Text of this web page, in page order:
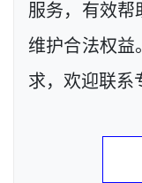
服务，有效帮
维护合法权益
求，欢迎联系